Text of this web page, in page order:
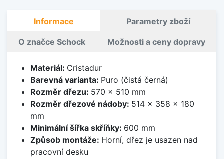
Informace Parametry zboží
O značce Schock Možnosti a ceny dopravy
Materiál: Cristadur
Barevná varianta: Puro (čistá černá)
Rozměr dřezu: 570 x 510 mm
Rozměr dřezové nádoby: 514 x 358 x 180
mm
Minimální šířka skříňky: 600 mm
Způsob montáže: Horní, dřez je usazen nad
pracovní desku